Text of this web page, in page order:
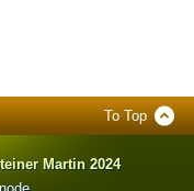
To Top
Martin 2024